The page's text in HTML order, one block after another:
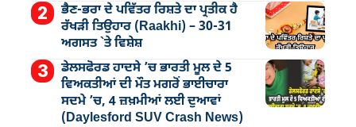
ਭੈਣ-ਭਰਾ ਦੇ ਪਵਿੱਤਰ ਰਿਸ਼ਤੇ ਦਾ ਪ੍ਰਤੀਕ ਹੈ
ਰੱਖੜੀ ਤਿਉਹਾਰ (Raakhi) – 30-31
ਅਗਸਤ `ਤੇ ਵਿਸ਼ੇਸ਼
ਡੇਲਸਫੋਰਡ ਹਾਦਸੇ ’ਚ ਭਾਰਤੀ ਮੂਲ ਦੇ 5
ਵਿਅਕਤੀਆਂ ਦੀ ਮੌਤ ਮਗਰੋਂ ਭਾਈਚਾਰਾ
ਸਦਮੇ ’ਚ, 4 ਜ਼ਖ਼ਮੀਆਂ ਲਈ ਦੁਆਵਾਂ
(Daylesford SUV Crash News)